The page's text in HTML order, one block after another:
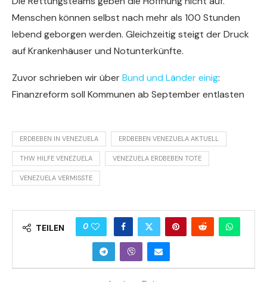
Menschen können selbst nach mehr als 100 Stunden
lebend geborgen werden. Gleichzeitig steigt der Druck
auf Krankenhäuser und Notunterkünfte.
Zuvor schrieben wir überBund und Länder einig:
Finanzreform soll Kommunen ab September entlasten
ERDBEBEN IN VENEZUELA ERDBEBEN VENEZUELA AKTUELL
THW HILFE VENEZUELA VENEZUELA ERDBEBEN TOTE
VENEZUELA VERMISSTE
TEILEN 0